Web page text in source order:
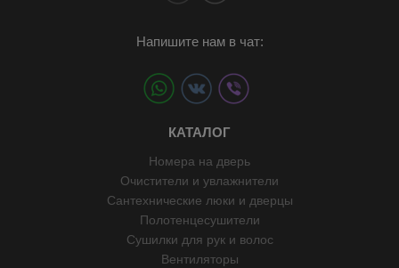
Напишите нам в чат:
КАТАЛОГ
Номера на дверь
Очистители и увлажнители
Сантехнические люки и дверцы
Полотенцесушители
Сушилки для рук и волос
Вентиляторы